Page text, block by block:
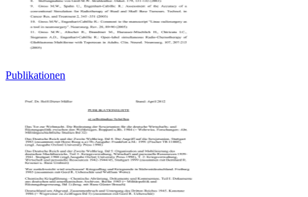
Publikationen